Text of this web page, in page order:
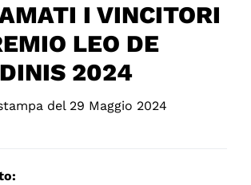
I VINCITORI
LEO DE
2024
del 29 Maggio 2024